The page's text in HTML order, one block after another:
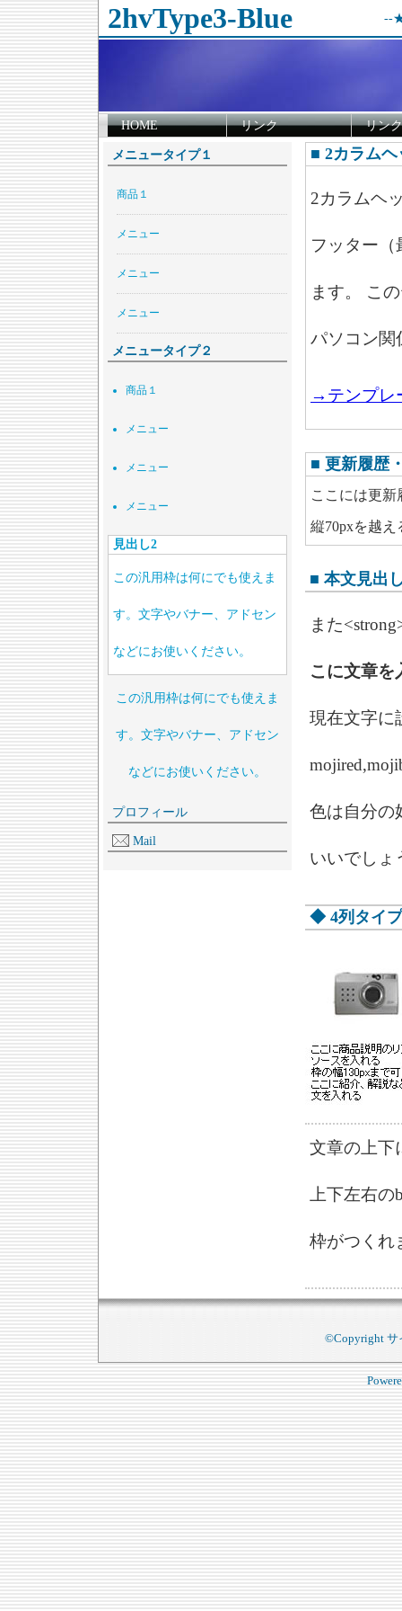
2hvType3-Blue --
HOME リンク リンク
■ 2カラム
2カラムヘ
フッター
ます。 こ
パソコン関
→テンプレ
■ 更新履歴
ここには更新
縦70pxを越
ここには更新
ここには更
■ 本文見出
また
こに文章を
現在文字に
色は自分の
いいでしょ
◆ 4列タイ
文章の上下
上下左右
枠がつくれ
メニュータイプ１
商品１
メニュー
メニュー
メニュー
メニュータイプ２
商品１
メニュー
メニュー
メニュー
見出し2
この汎用枠は何にでも使えま
す。文字やバナー、アドセン
などにお使いください。
この汎用枠は何にでも使えま
す。文字やバナー、アドセン
などにお使いください。
プロフィール
Mail
©Copyright サ